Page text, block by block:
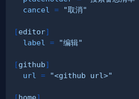
cancel
= "取消"
[editor]
label
= "编辑"
[github]
url
= "<github url>"
[home]